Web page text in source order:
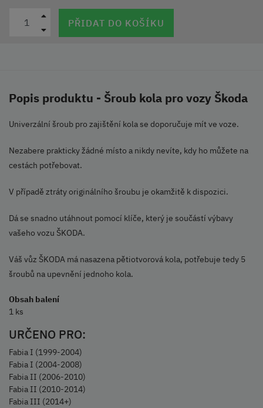
PŘIDAT DO KOŠÍKU
Popis produktu - Šroub kola pro vozy Škoda
Univerzální šroub pro zajištění kola se doporučuje mít ve voze.
Nezabere prakticky žádné místo a nikdy nevíte, kdy ho můžete na
cestách potřebovat.
V případě ztráty originálního šroubu je okamžitě k dispozici.
Dá se snadno utáhnout pomocí klíče, který je součástí výbavy
vašeho vozu ŠKODA.
Váš vůz ŠKODA má nasazena pětiotvorová kola, potřebuje tedy 5
šroubů na upevnění jednoho kola.
Obsah balení
1 ks
URČENO PRO:
Fabia I (1999-2004)
Fabia I (2004-2008)
Fabia II (2006-2010)
Fabia II (2010-2014)
Fabia III (2014+)